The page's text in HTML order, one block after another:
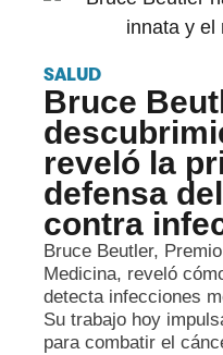
SALUD
Bruce
reveló la
defensa
contra
Bruce Beutler,
Medicina, reveló
detecta infecciones
Su trabajo hoy
para combatir el